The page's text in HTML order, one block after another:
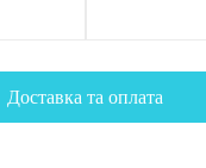
Доставка та оплата